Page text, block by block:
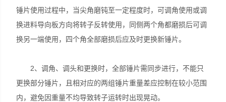
锤片使用过程中，当尖角磨钝至一定程度时，可调角使用或调
换进料导向板方向将转子反转使用，同侧两个角都磨损后可调
换另一端使用，四个角全部磨损后应及时更换新锤片。
2、调角、调头和更换时，全部锤片需同步进行，不能只
更换部分锤片，且相对应的两组锤片重量差应控制在较小范围
内，避免因重量不均导致转子运转时出现晃动。